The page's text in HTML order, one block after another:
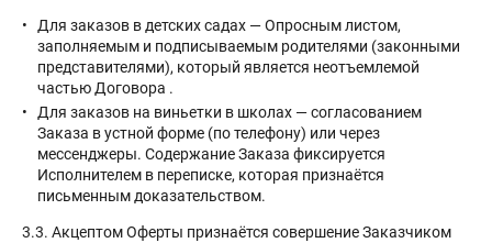
Для заказов в детских садах — Опросным листом,
заполняемым и подписываемым родителями (законными
представителями), который является неотъемлемой
частью Договора .
Для заказов на виньетки в школах — согласованием
Заказа в устной форме (по телефону) или через
мессенджеры. Содержание Заказа фиксируется
Исполнителем в переписке, которая признаётся
письменным доказательством.
3.3. Акцептом Оферты признаётся совершение Заказчиком